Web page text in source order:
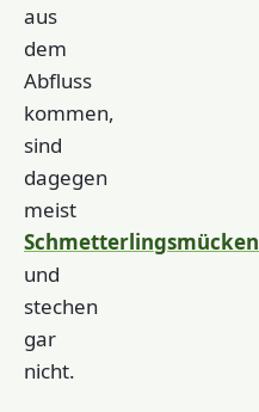
aus
dem
Abfluss
kommen,
sind
dagegen
meist
Schmetterlingsmücken
und
stechen
gar
nicht.